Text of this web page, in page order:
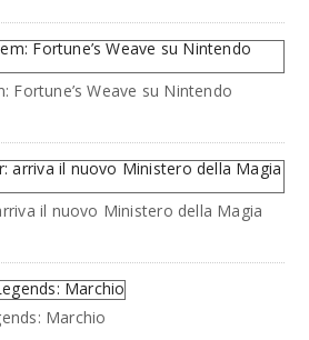
Fortune’s Weave su Nintendo
il nuovo Ministero della Magia
Marchio